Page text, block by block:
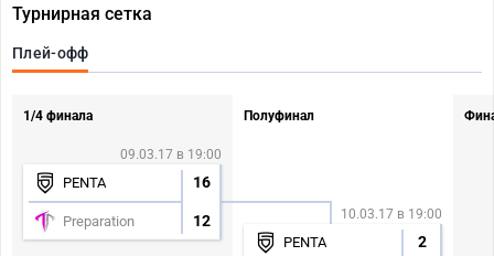
Турнирная сетка
Плей-офф
1/4 финала
09.03.17 в 19:00
PENTA 16
Preparation 12
Полуфинал
10.03.17 в 19:00
PENTA 2